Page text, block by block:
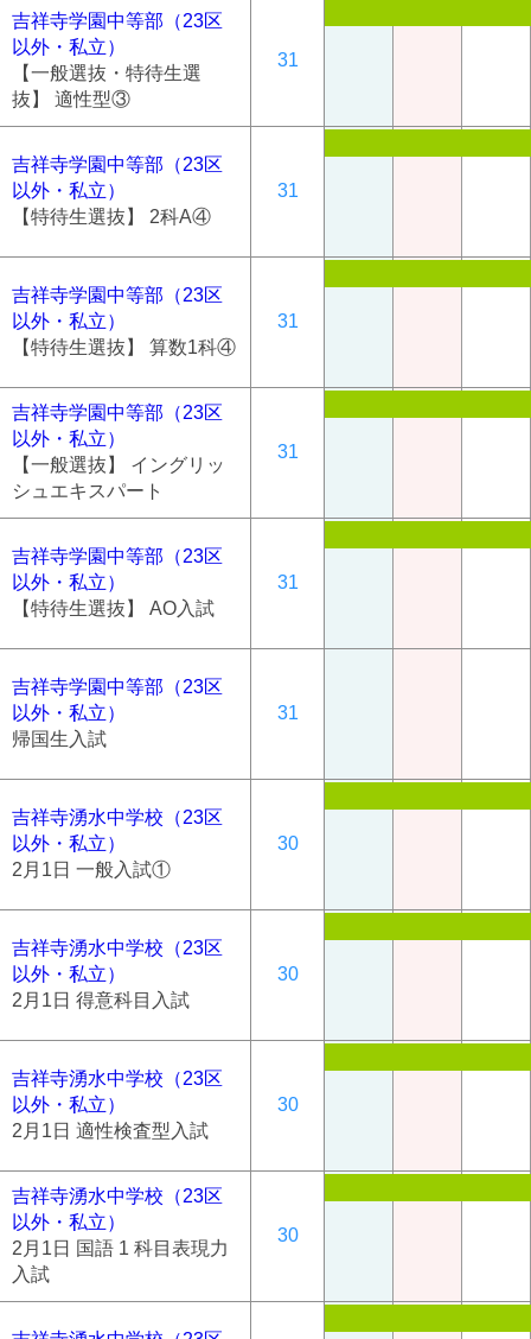
吉祥寺学園中等部（23区
以外・私立）
【一般選抜・特待生選
抜】 適性型③
31
吉祥寺学園中等部（23区
以外・私立）
【特待生選抜】 2科A④
31
吉祥寺学園中等部（23区
以外・私立）
【特待生選抜】 算数1科④
31
吉祥寺学園中等部（23区
以外・私立）
【一般選抜】 イングリッ
シュエキスパート
31
吉祥寺学園中等部（23区
以外・私立）
【特待生選抜】 AO入試
31
吉祥寺学園中等部（23区
以外・私立）
帰国生入試
31
吉祥寺湧水中学校（23区
以外・私立）
2月1日 一般入試①
30
吉祥寺湧水中学校（23区
以外・私立）
2月1日 得意科目入試
30
吉祥寺湧水中学校（23区
以外・私立）
2月1日 適性検査型入試
30
吉祥寺湧水中学校（23区
以外・私立）
2月1日 国語 1 科⽬表現⼒
⼊試
30